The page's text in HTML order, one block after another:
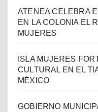
ATENEA CELEBRA
EN LA COLONIA EL
MUJERES
ISLA MUJERES
CULTURAL EN EL
MÉXICO
GOBIERNO